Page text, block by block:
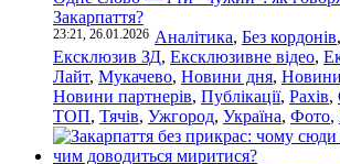
Закарпаття?
23:21, 26.01.2026 Аналітика, Без кордонів,
Ексклюзив ЗД, Ексклюзивне відео,
Лайт, Мукачево, Новини дня, Новини
Новини партнерів, Публікації, Рахів,
ТОП, Тячів, Ужгород, Україна, Фото,